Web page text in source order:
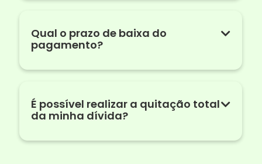
Qual o prazo de baixa do
pagamento?
É possível realizar a quitação total
da minha dívida?